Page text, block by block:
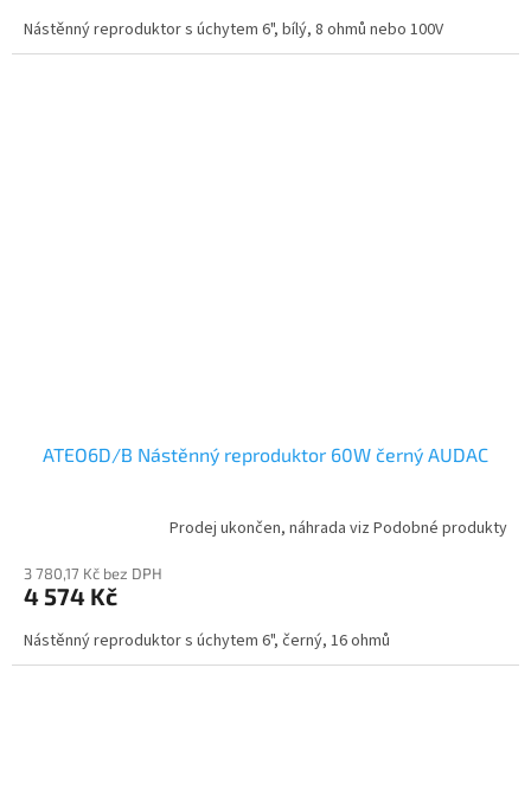
Nástěnný reproduktor s úchytem 6", bílý, 8 ohmů nebo 100V
ATEO6D/B Nástěnný reproduktor 60W černý AUDAC
Prodej ukončen, náhrada viz Podobné produkty
3 780,17 Kč bez DPH
4 574 Kč
Nástěnný reproduktor s úchytem 6", černý, 16 ohmů